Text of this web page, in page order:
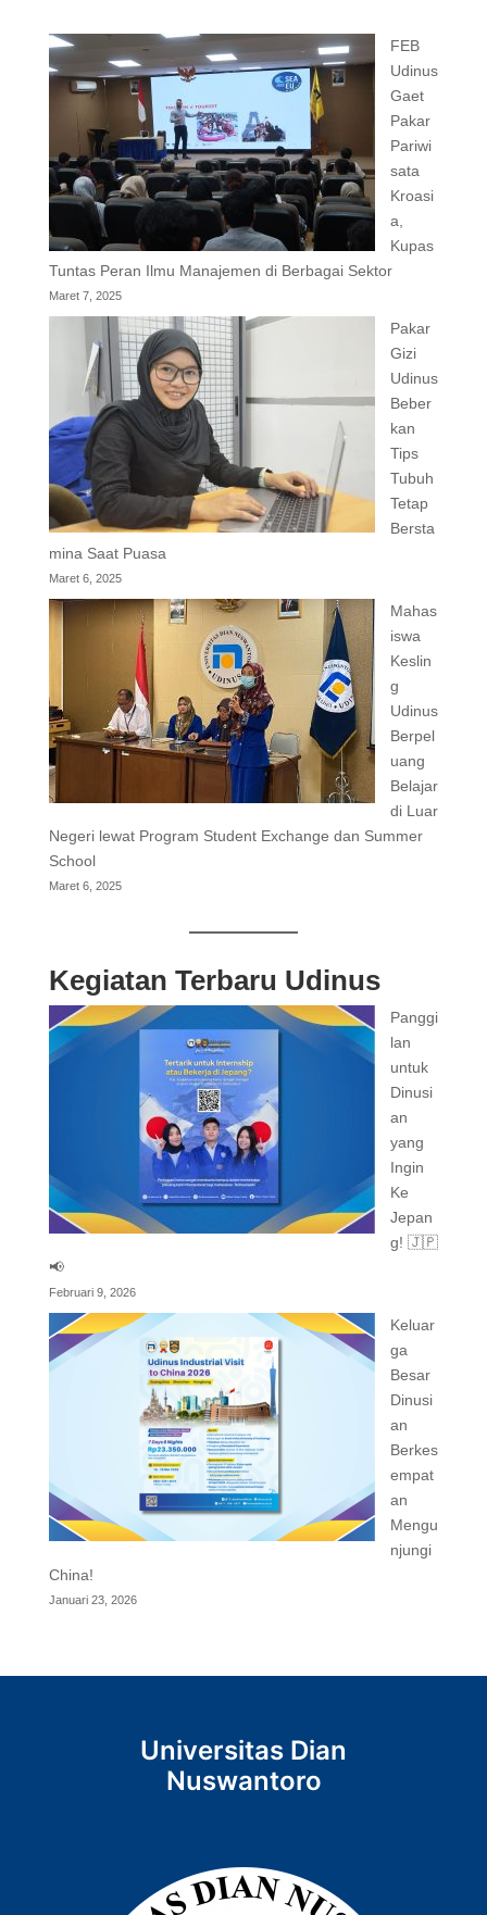
FEB
Udinus
Gaet
Pakar
Pariwi
sata
Kroasi
a,
Kupas
Tuntas Peran Ilmu Manajemen di Berbagai Sektor
Maret 7, 2025
Pakar
Gizi
Udinus
Beber
kan
Tips
Tubuh
Tetap
Bersta
mina Saat Puasa
Maret 6, 2025
Mahas
iswa
Keslin
g
Udinus
Berpel
uang
Belajar
di Luar
Negeri lewat Program Student Exchange dan Summer
School
Maret 6, 2025
Kegiatan Terbaru Udinus
Panggi
lan
untuk
Dinusi
an
yang
Ingin
Ke
Jepan
g! 🇯🇵
📢
Februari 9, 2026
Keluar
ga
Besar
Dinusi
an
Berkes
empat
an
Mengu
njungi
China!
Januari 23, 2026
Universitas Dian
Nuswantoro